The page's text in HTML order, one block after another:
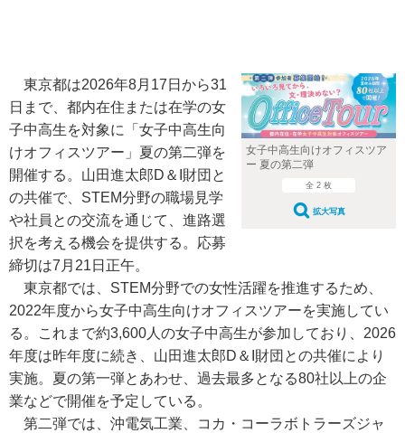
女子中高生向けオフィスツア
ー 夏の第二弾
全 2 枚
拡大写真
東京都は2026年8月17日から31
日まで、都内在住または在学の女
子中高生を対象に「女子中高生向
けオフィスツアー」夏の第二弾を
開催する。山田進太郎D＆I財団と
の共催で、STEM分野の職場見学
や社員との交流を通じて、進路選
択を考える機会を提供する。応募
締切は7月21日正午。
東京都では、STEM分野での女性活躍を推進するため、
2022年度から女子中高生向けオフィスツアーを実施してい
る。これまで約3,600人の女子中高生が参加しており、2026
年度は昨年度に続き、山田進太郎D＆I財団との共催により
実施。夏の第一弾とあわせ、過去最多となる80社以上の企
業などで開催を予定している。
第二弾では、沖電気工業、コカ・コーラボトラーズジャ